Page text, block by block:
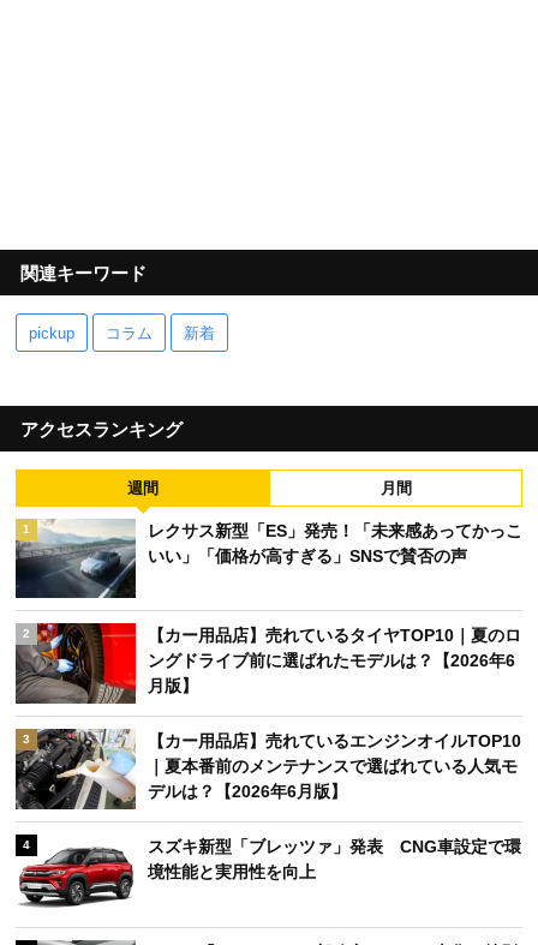
関連キーワード
pickup コラム 新着
アクセスランキング
週間 月間
1
レクサス新型「ES」発売！「未来感あってかっこ
いい」「価格が高すぎる」SNSで賛否の声
2
【カー用品店】売れているタイヤTOP10｜夏のロ
ングドライブ前に選ばれたモデルは？【2026年6
月版】
3
【カー用品店】売れているエンジンオイルTOP10
｜夏本番前のメンテナンスで選ばれている人気モ
デルは？【2026年6月版】
4
スズキ新型「ブレッツァ」発表 CNG車設定で環
境性能と実用性を向上